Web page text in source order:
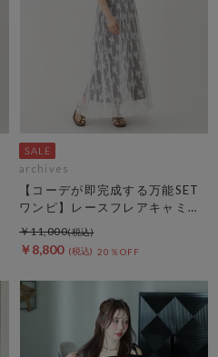
archives
【コーデが即完成する万能SET
ワンピ】レースフレアキャミＯ
Ｐ×ノースカットリブＯＰＳＥ
￥8,800 20％OFF
￥11,000